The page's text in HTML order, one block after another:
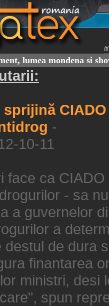
lumea mondena si
CIADO
-
10-11
face ca
- sa
a guvernelor
a
de dura
finantarea
ministri, desi
spun